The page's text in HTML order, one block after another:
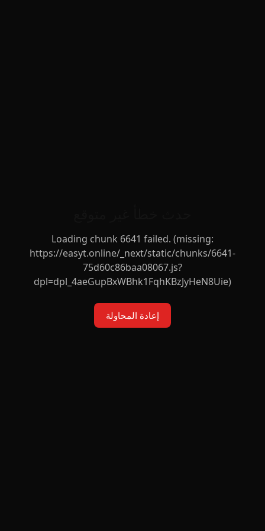
Loading chunk 6641 failed. (missing:
https://easyt.online/_next/static/chunks/6641-
75d60c86baa08067.js?
dpl=dpl_4aeGupBxWBhk1FqhKBzJyHeN8Uie)
إعادة المحاولة